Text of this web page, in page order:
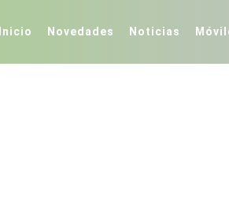
Inicio Novedades Noticias